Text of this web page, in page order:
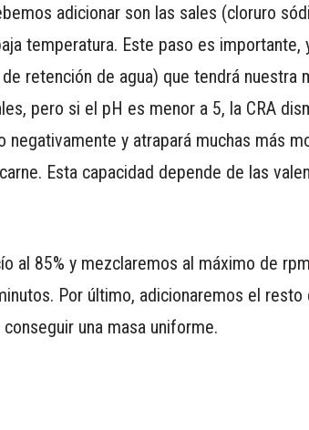
adicionar son las sales (cloruro
temperatura. Este paso es importante,
retención de agua) que tendrá nuestra
pero si el pH es menor a 5, la CRA
y atrapará muchas más
Esta capacidad depende de las
al 85% y mezclaremos al máximo de
Por último, adicionaremos el resto
una masa uniforme.